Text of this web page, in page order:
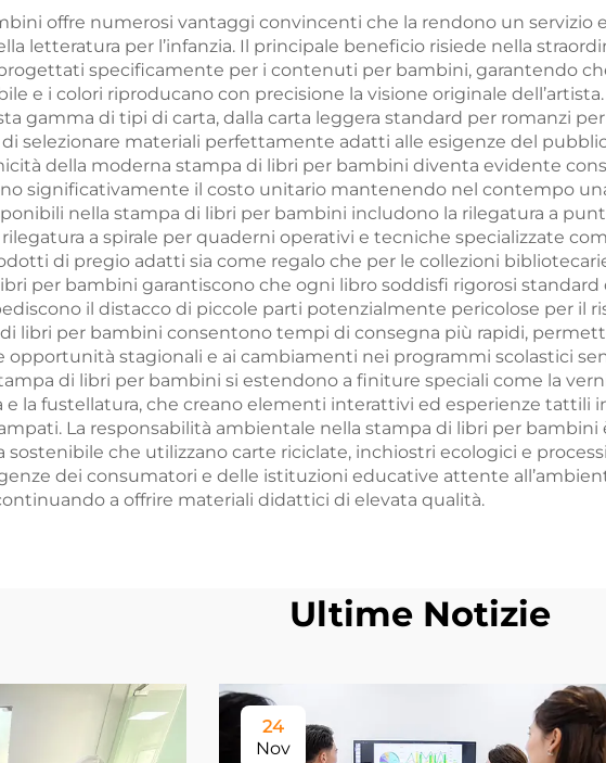
e goffratura servizio
di stampa libro
copertina rigida
bordi
offre numerosi vantaggi convincenti che la rendono un servizio
letteratura per l’infanzia. Il principale beneficio risiede nella
specificamente per i contenuti per bambini, garantendo
e i colori riproducano con precisione la visione originale
gamma di tipi di carta, dalla carta leggera standard per romanzi
selezionare materiali perfettamente adatti alle esigenze del
della moderna stampa di libri per bambini diventa evidente
significativamente il costo unitario mantenendo nel contempo
nella stampa di libri per bambini includono la rilegatura a
a spirale per quaderni operativi e tecniche specializzate
di pregio adatti sia come regalo che per le collezioni
per bambini garantiscono che ogni libro soddisfi rigorosi standard
il distacco di piccole parti potenzialmente pericolose per il
libri per bambini consentono tempi di consegna più rapidi,
opportunità stagionali e ai cambiamenti nei programmi scolastici
di libri per bambini si estendono a finiture speciali come la
e la fustellatura, che creano elementi interattivi ed esperienze tattili
La responsabilità ambientale nella stampa di libri per
sostenibile che utilizzano carte riciclate, inchiostri ecologici e
dei consumatori e delle istituzioni educative attente
a offrire materiali didattici di elevata qualità.
Ultime Notizie
24
Nov